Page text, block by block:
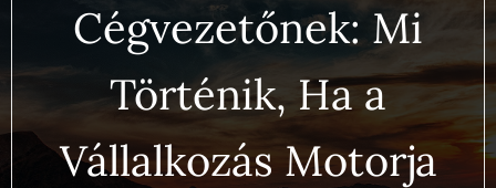
Cégvezetőnek: Mi
Történik, Ha a
Vállalkozás Motorja